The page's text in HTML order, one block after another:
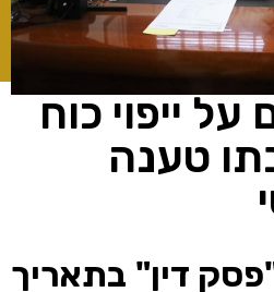
על ייפוי כוח
טענה
פסק דין" בתאריך